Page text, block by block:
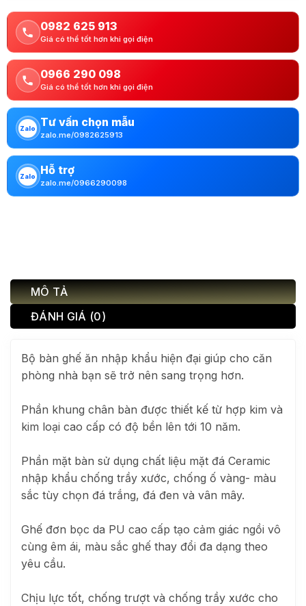
0982 625 913
Giá có thể tốt hơn khi gọi điện
0966 290 098
Giá có thể tốt hơn khi gọi điện
Zalo Tư vấn chọn mẫu
zalo.me/0982625913
Zalo Hỗ trợ
zalo.me/0966290098
MÔ TẢ
ĐÁNH GIÁ (0)
Bộ bàn ghế ăn nhập khẩu hiện đại giúp cho căn
phòng nhà bạn sẽ trở nên sang trọng hơn.
Phần khung chân bàn được thiết kế từ hợp kim và
kim loại cao cấp có độ bền lên tới 10 năm.
Phần mặt bàn sử dụng chất liệu mặt đá Ceramic
nhập khẩu chống trầy xước, chống ố vàng- màu
sắc tùy chọn đá trắng, đá đen và vân mây.
Ghế đơn bọc da PU cao cấp tạo cảm giác ngồi vô
cùng êm ái, màu sắc ghế thay đổi đa dạng theo
yêu cầu.
Chịu lực tốt, chống trượt và chống trầy xước cho